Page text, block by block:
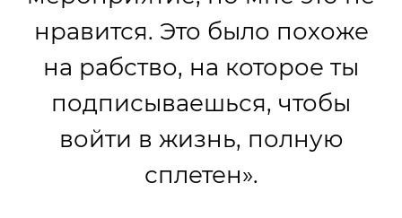
нравится. Это было похоже
на рабство, на которое ты
подписываешься, чтобы
войти в жизнь, полную
сплетен».